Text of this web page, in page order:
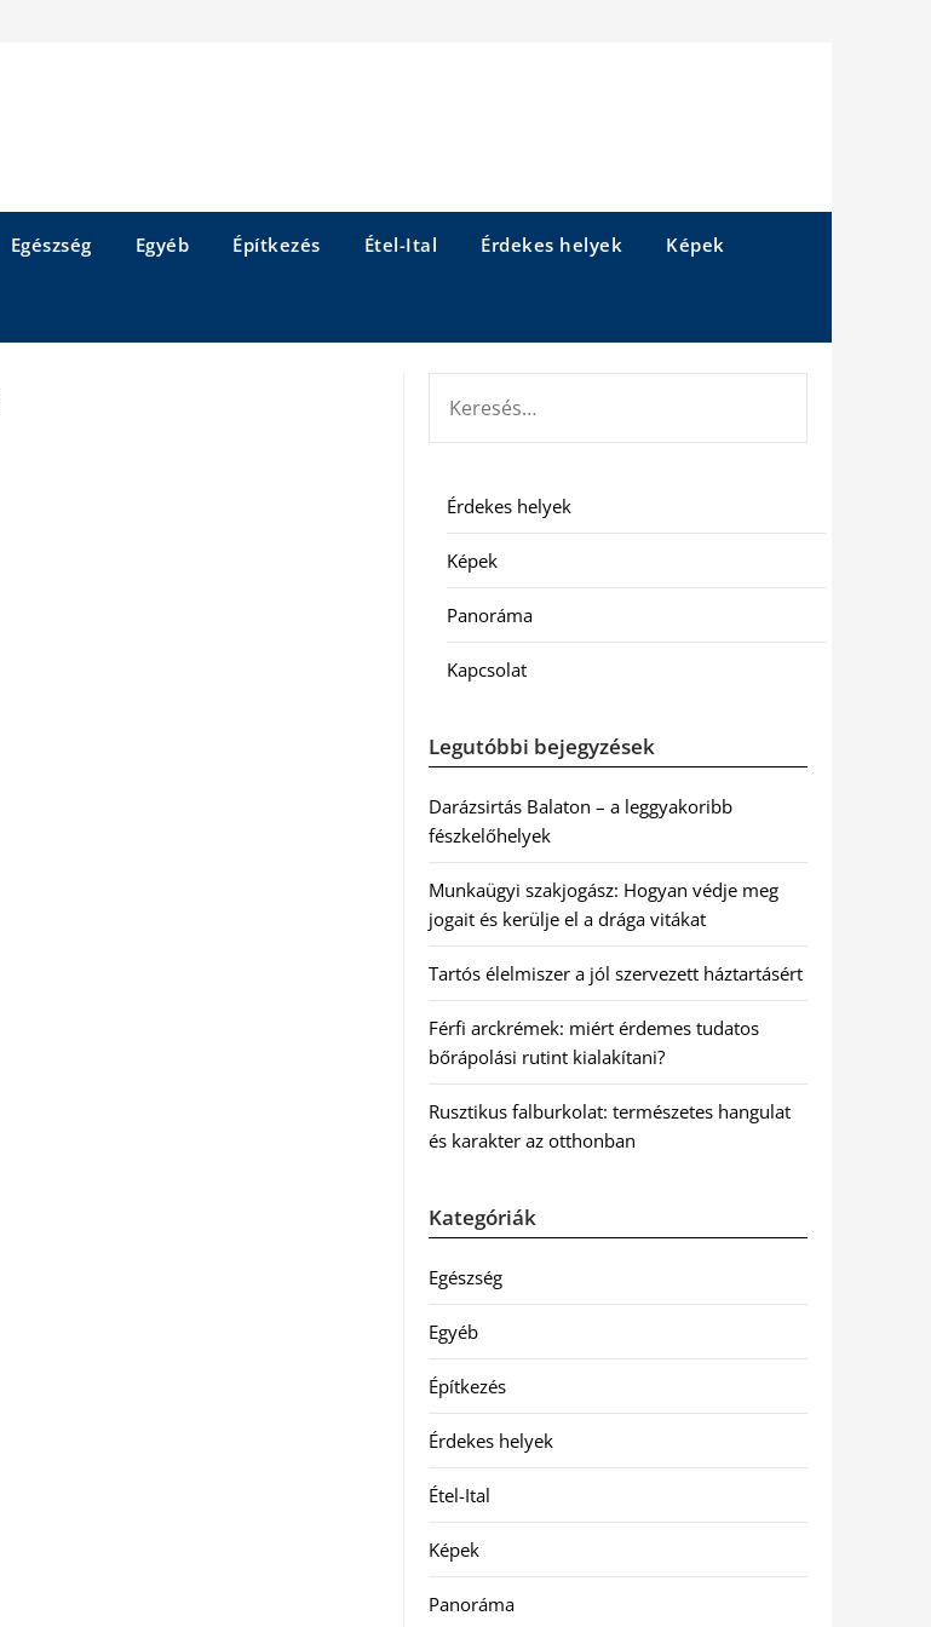
Egészség Egyéb Építkezés Étel-Ital Érdekes helyek Képek
Érdekes helyek
Képek
Panoráma
Kapcsolat
Legutóbbi bejegyzések
Darázsirtás Balaton – a leggyakoribb
fészkelőhelyek
Munkaügyi szakjogász: Hogyan védje meg
jogait és kerülje el a drága vitákat
Tartós élelmiszer a jól szervezett háztartásért
Férfi arckrémek: miért érdemes tudatos
bőrápolási rutint kialakítani?
Rusztikus falburkolat: természetes hangulat
és karakter az otthonban
Kategóriák
Egészség
Egyéb
Építkezés
Érdekes helyek
Étel-Ital
Képek
Panoráma